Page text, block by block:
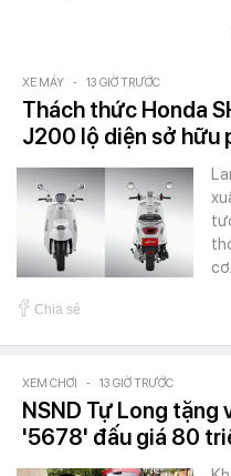
XE MÁY - 13 GIỜ TRƯỚC
Thách thức Honda
J200 lộ diện sở hữu
Chia sẻ
XEM CHƠI - 13 GIỜ TRƯỚC
NSND Tự Long tặng
'5678' đấu giá 80